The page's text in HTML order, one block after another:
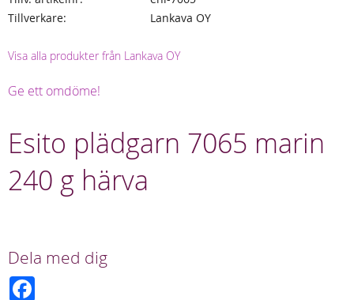
Tillverkare
Lankava OY
Visa alla produkter från Lankava OY
Ge ett omdöme!
Esito plädgarn 7065 marin
240 g härva
Dela med dig